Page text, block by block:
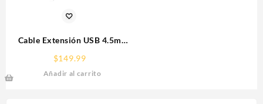
Cable Extensión USB 4.5m
$149.99
Añadir al carrito